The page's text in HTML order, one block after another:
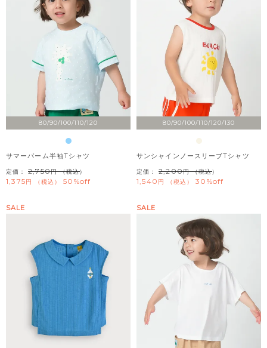
80/90/100/110/120
サマーパーム半袖Tシャツ
定価： 2,750 （税込）
1,375 税込 50%off
80/90/100/110/120/130
サンシャインノースリーブTシャツ
定価： 2,200 （税込）
1,540 税込 30%off
SALE SALE